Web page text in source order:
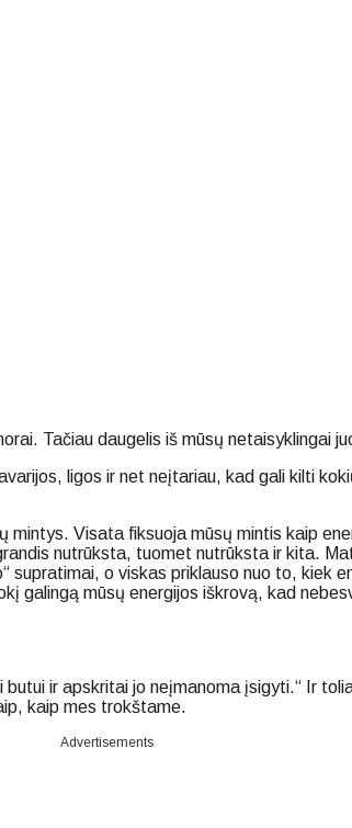
Tačiau daugelis iš mūsų netaisyklingai
ligos ir net neįtariau, kad gali kilti
mintys. Visata fiksuoja mūsų mintis kaip
nutrūksta, tuomet nutrūksta ir kita.
supratimai, o viskas priklauso nuo to,
galingą mūsų energijos iškrovą, kad
ir apskritai jo neįmanoma įsigyti.“ Ir
kaip mes trokštame.
Advertisements